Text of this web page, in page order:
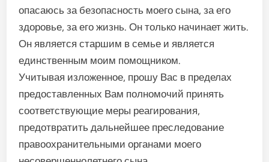
опасаюсь за безопасность моего сына, за его
здоровье, за его жизнь. Он только начинает жить.
Он является старшим в семье и является
единственным моим помощником.
Учитывая изложенное, прошу Вас в пределах
предоставленных Вам полномочий принять
соответствующие меры реагирования,
предотвратить дальнейшее преследование
правоохранительными органами моего